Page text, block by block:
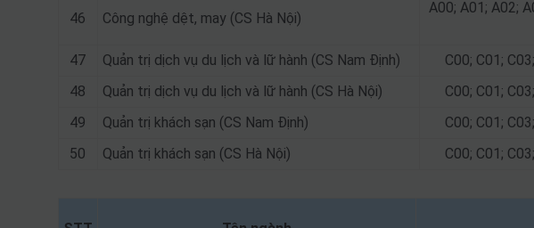
46 Công nghệ dệt, may (CS Hà Nội)
A00; A01; A02;
47 Quản trị dịch vụ du lịch và lữ hành (CS Nam Định) C00; C01;
48
Quản trị dịch vụ du lịch và lữ hành (CS Hà Nội) C00; C01;
49
Quản trị khách sạn (CS Nam Định) C00; C01;
50
Quản trị khách sạn (CS Hà Nội) C00; C01;